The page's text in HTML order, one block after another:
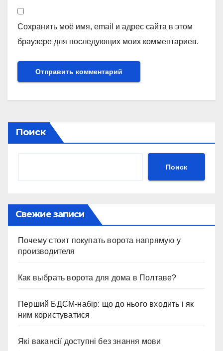
Сохранить моё имя, email и адрес сайта в этом
браузере для последующих моих комментариев.
Поиск
Поиск
Свежие записи
Почему стоит покупать ворота напрямую у
производителя
Как выбрать ворота для дома в Полтаве?
Перший БДСМ-набір: що до нього входить і як
ним користуватися
Які вакансії доступні без знання мови